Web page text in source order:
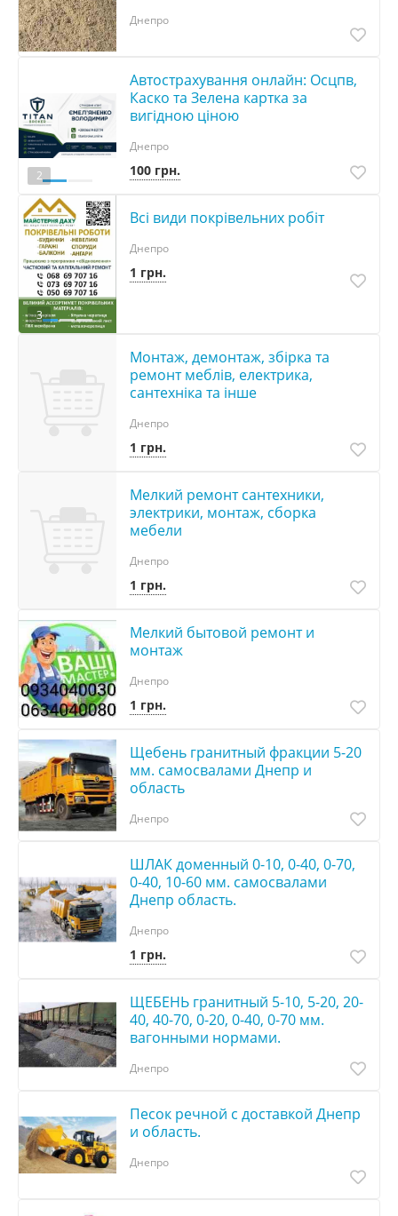
Днепро
2
Автострахування онлайн: Осцпв,
Каско та Зелена картка за
вигідною ціною
100 грн.
Днепро
3
Всі види покрівельних робіт
1 грн.
Днепро
Монтаж, демонтаж, збірка та
ремонт меблів, електрика,
сантехніка та інше
1 грн.
Днепро
Мелкий ремонт сантехники,
электpики, монтаж, сбopка
мебели
1 грн.
Днепро
Мелкий бытовой ремонт и
монтаж
1 грн.
Днепро
Щебень гранитный фракции 5-20
мм. самосвалами Днепр и
область
Днепро
ШЛАК доменный 0-10, 0-40, 0-70,
0-40, 10-60 мм. самосвалами
Днепр область.
1 грн.
Днепро
ЩЕБЕНЬ гранитный 5-10, 5-20, 20-
40, 40-70, 0-20, 0-40, 0-70 мм.
вагонными нормами.
Днепро
Песок речной c доставкой Днепр
и область.
Днепро